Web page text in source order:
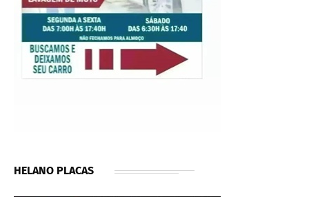
HELANO PLACAS